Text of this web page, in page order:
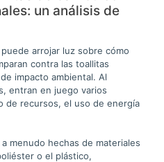
un análisis de
arrojar luz sobre cómo
contra las toallitas
impacto ambiental. Al
entran en juego varios
de recursos, el uso de energía
menudo hechas de materiales
o el plástico,